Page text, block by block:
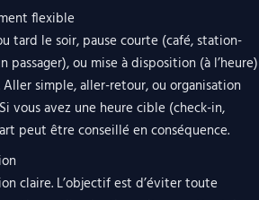
flexible
tard le soir, pause courte (café, station-
ou mise à disposition (à l’heure)
simple, aller-retour, ou organisation
vous avez une heure cible (check-in,
peut être conseillé en conséquence.
claire. L’objectif est d’éviter toute